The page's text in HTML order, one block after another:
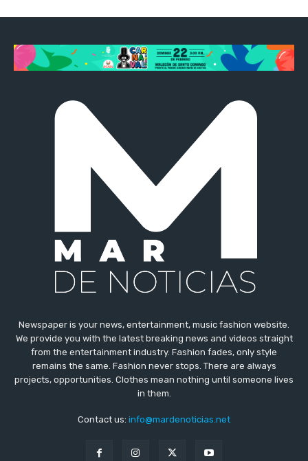
Newspaper is your news, entertainment, music fashion website.
We provide you with the latest breaking news and videos straight
from the entertainment industry. Fashion fades, only style
remains the same. Fashion never stops. There are always
projects, opportunities. Clothes mean nothing until someone lives
in them.
Contact us: info@mardenoticias.net